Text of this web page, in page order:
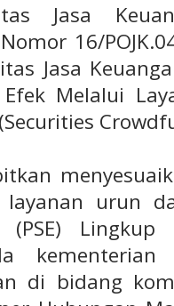
Jasa
Nomor 16/
Jasa
Melalui
layanan urun
Lingkup
kementerian
di bidang